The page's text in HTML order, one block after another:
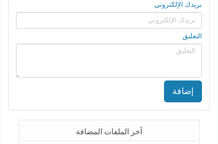
بريدك الإلكتروني
التعليق
إضافة
آخر الملفات المضافة